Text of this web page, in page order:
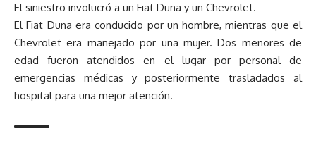
El siniestro involucró a un Fiat Duna y un Chevrolet.
El Fiat Duna era conducido por un hombre, mientras que el
Chevrolet era manejado por una mujer. Dos menores de
edad fueron atendidos en el lugar por personal de
emergencias médicas y posteriormente trasladados al
hospital para una mejor atención.